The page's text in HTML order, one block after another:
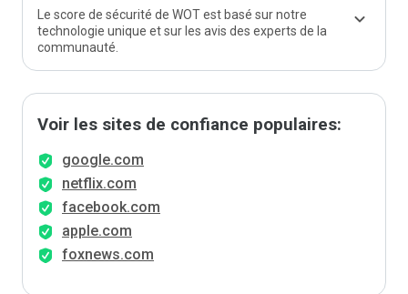
Le score de sécurité de WOT est basé sur notre
technologie unique et sur les avis des experts de la
communauté.
Voir les sites de confiance populaires:
google.com
netflix.com
facebook.com
apple.com
foxnews.com